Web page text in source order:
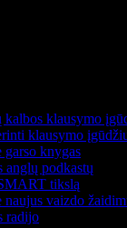
klausymo
klausymo
garso knygas
anglų podkastų
tikslą
naujus vaizdo
radijo